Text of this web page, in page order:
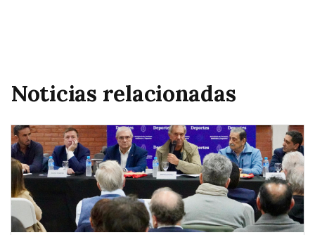
Noticias relacionadas